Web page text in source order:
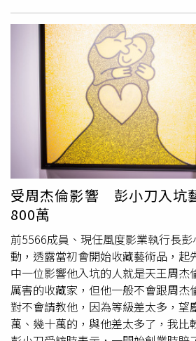
經紀人Summer求婚成功，而當年冠
王」楊宗緯，如今卻幾乎消失在台灣
緯近年把演藝重心擺在海外，除了
愛宗緯」音樂會，還是大陸綜藝節
相當順遂。楊宗緯自2013年開始將
其參加《我是歌手》奪下第三名後
他更在節目中聊起移居廈門的生活
便宜，在鄉下60坪的房子一個月只
分愜意。對此，許多大陸網友猜測
廈門島內很難有這麼便宜的價格，
砸下2億台幣入手台北市南港區豪宅
的別墅產品僅有5戶，有獨立前後院
且擁有依山傍水的景色，相當奢華又
受周杰倫影響 彭小刀入坑
800萬
前5566成員、現任風度影業執行長
動，透露當初會開始收藏藝術品，起
中一位影響他入坑的人就是天王周杰
厲害的收藏家，但他一般不會跟周杰
對不會請教他，因為等級差太多，望
萬、幾十萬的，與他差太多了，我比